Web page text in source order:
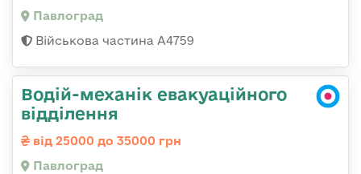
Павлоград
Військова частина А4759
Водій-механік евакуаційного
відділення
від 25000 до 35000 грн
Павлоград